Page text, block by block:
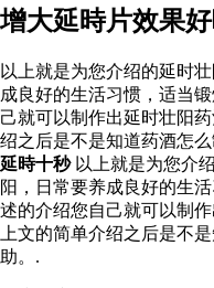
增大延時片效果
以上就是为您介绍的延时
成良好的生活习惯，适当
己就可以制作出延时壮阳
绍之后是不是知道药酒怎
延時十秒以上就是为您介
阳，日常要养成良好的生
述的介绍您自己就可以制
上文的简单介绍之后是不
助。.